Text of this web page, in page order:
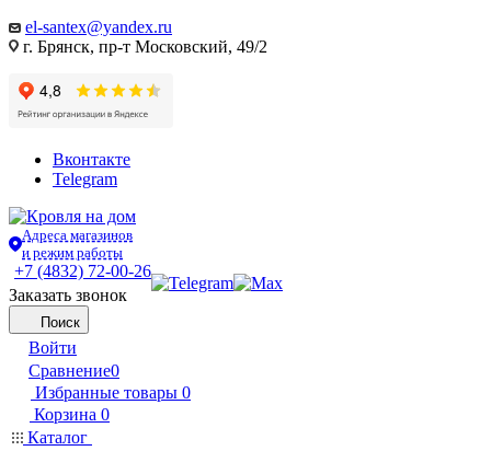
el-santex@yandex.ru
г. Брянск, пр-т Московский, 49/2
Вконтакте
Telegram
Адреса магазинов
и режим работы
+7 (4832) 72-00-26
Заказать звонок
Поиск
Войти
Сравнение0
Избранные товары 0
Корзина 0
Каталог